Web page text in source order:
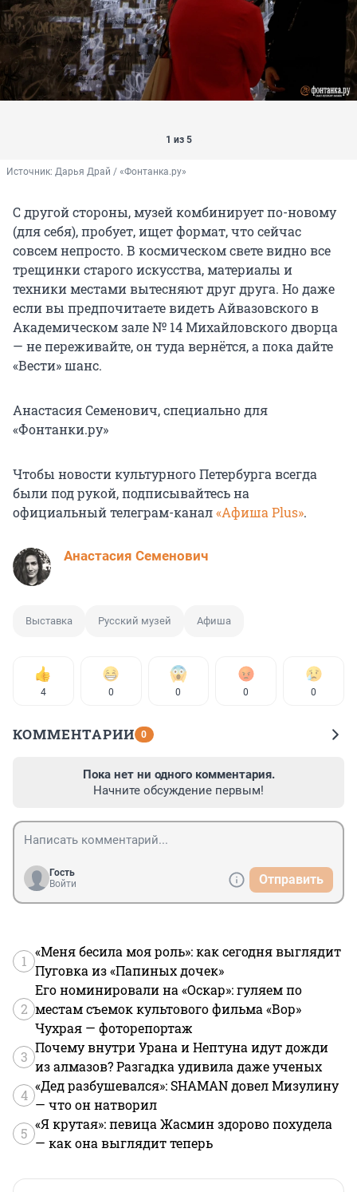
1 из 5
Источник: Дарья Драй / «Фонтанка.ру»
С другой стороны, музей комбинирует по-новому
(для себя), пробует, ищет формат, что сейчас
совсем непросто. В космическом свете видно все
трещинки старого искусства, материалы и
техники местами вытесняют друг друга. Но даже
если вы предпочитаете видеть Айвазовского в
Академическом зале № 14 Михайловского дворца
— не переживайте, он туда вернётся, а пока дайте
«Вести» шанс.
Анастасия Семенович, специально для
«Фонтанки.ру»
Чтобы новости культурного Петербурга всегда
были под рукой, подписывайтесь на
официальный телеграм-канал«Афиша Plus».
Анастасия Семенович
Выставка Русский музей Афиша
4 0 0 0 0
КОММЕНТАРИИ 0
Пока нет ни одного комментария.
Начните обсуждение первым!
Гость
Войти
Отправить
1
«Меня бесила моя роль»: как сегодня выглядит
Пуговка из «Папиных дочек»
2
Его номинировали на «Оскар»: гуляем по
местам съемок культового фильма «Вор»
Чухрая — фоторепортаж
3
Почему внутри Урана и Нептуна идут дожди
из алмазов? Разгадка удивила даже ученых
4
«Дед разбушевался»: SHAMAN довел Мизулину
— что он натворил
5
«Я крутая»: певица Жасмин здорово похудела
— как она выглядит теперь